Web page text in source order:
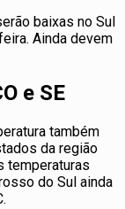
baixas no Sul
Ainda devem
e SE
também
da região
temperaturas
do Sul ainda